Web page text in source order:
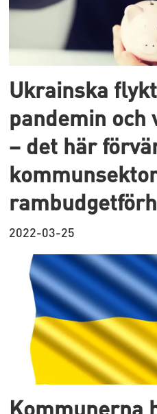
Ukrainska
pandemin och
– det här
2022-03-25
Kommunerna